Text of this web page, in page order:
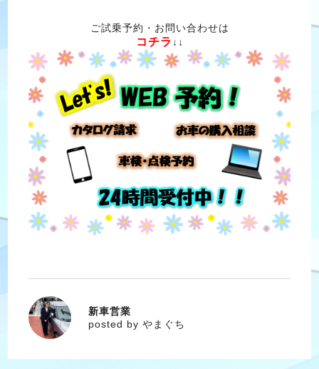
ご試乗予約・お問い合わせは
コチラ ↓↓
やまぐち
新車営業
posted by やまぐち